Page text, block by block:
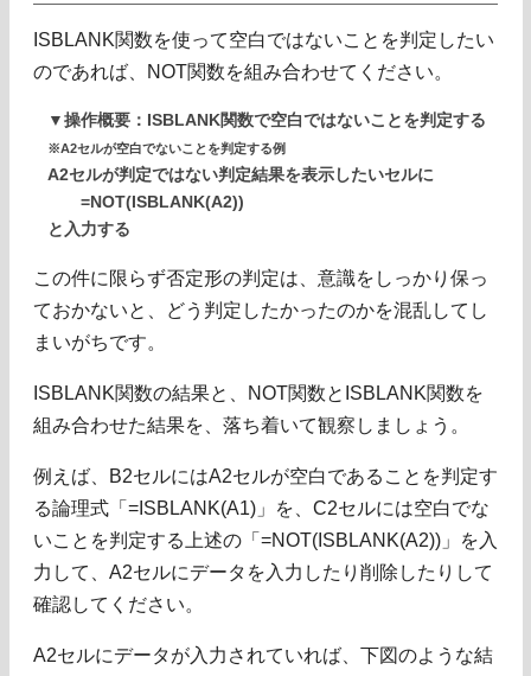
ISBLANK関数を使って空白ではないことを判定したい
のであれば、NOT関数を組み合わせてください。
▼操作概要：ISBLANK関数で空白ではないことを判定する
※A2セルが空白でないことを判定する例
A2セルが判定ではない判定結果を表示したいセルに
=NOT(ISBLANK(A2))
と入力する
この件に限らず否定形の判定は、意識をしっかり保っ
ておかないと、どう判定したかったのかを混乱してし
まいがちです。
ISBLANK関数の結果と、NOT関数とISBLANK関数を
組み合わせた結果を、落ち着いて観察しましょう。
例えば、B2セルにはA2セルが空白であることを判定す
る論理式「=ISBLANK(A1)」を、C2セルには空白でな
いことを判定する上述の「=NOT(ISBLANK(A2))」を入
力して、A2セルにデータを入力したり削除したりして
確認してください。
A2セルにデータが入力されていれば、下図のような結